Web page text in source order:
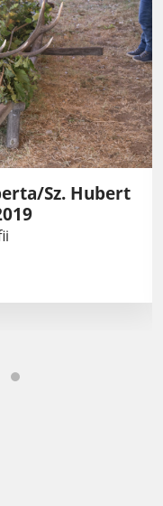
Sz. Hubert